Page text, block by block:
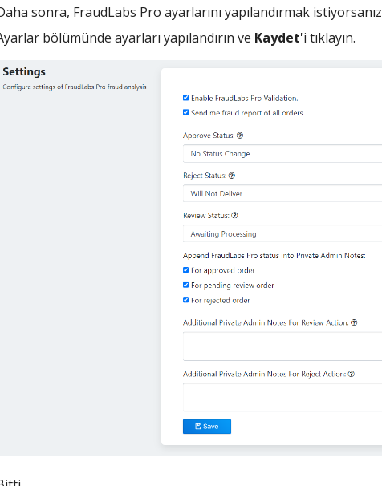
sonra, FraudLabs Pro ayarlarını yapılandırmak istiyorsanız
bölümünde ayarları yapılandırın ve Kaydet'i tıklayın.